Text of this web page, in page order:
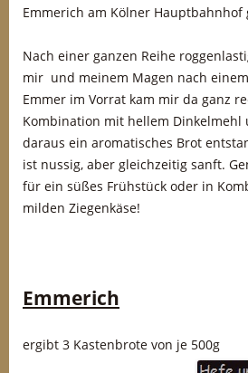
Emmerich am Kölner Hauptbahnhof
Nach einer ganzen Reihe
mir und meinem Magen nach
Emmer im Vorrat kam mir da ganz
Kombination mit hellem Dinkelmehl
daraus ein aromatisches Brot
ist nussig, aber gleichzeitig sanft.
für ein süßes Frühstück oder in
milden Ziegenkäse!
Emmerich
ergibt 3 Kastenbrote von je 500g